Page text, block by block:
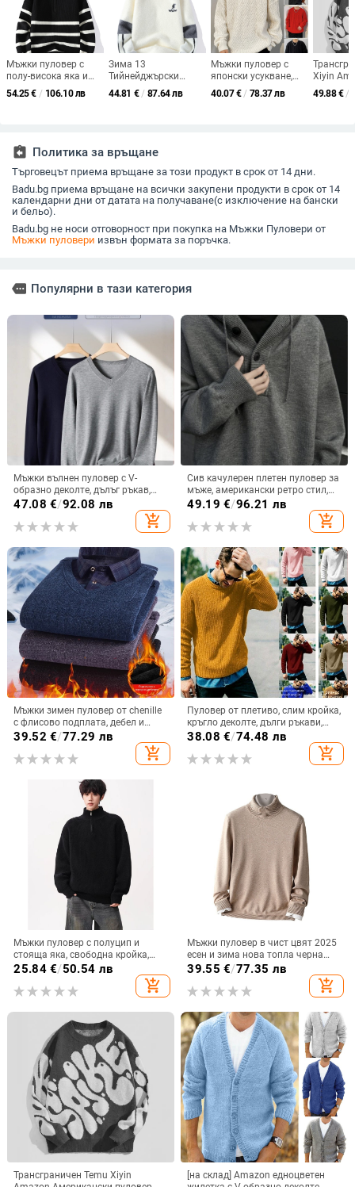
Мъжки пуловер с
полу-висока яка и
цип, райета,
свободен силует,
54.25€ / 106.10 лв
Зима 13
Тийнейджърски
удебелен пуловер 12-
годишни момчета
Пуловери за големи
момчета
44.81 € / 87.64 лв
Мъжки пуловер с
японски усукване,
пролетен и есенен
пуловер с свободно
40.07€ / 78.37 лв
Xiyin
пуловер
49.88€ /
assignment_return Политика за връщане
Търговецът приема връщане за този продукт в срок от 14 дни.
Badu.bg приема връщане на всички закупени продукти в срок от 14
календарни дни от датата на получаване(с изключение на бански
и бельо).
Badu.bg не носи отговорност при покупка на Мъжки Пуловери от
Мъжки пуловери извън формата за поръчка.
more Популярни в тази категория
Мъжки вълнен пуловер с V-
образно деколте, дълъг ръкав,
подплатен с флис, 30–35% вълна,
47.08 €/92.08 лв
add_shopping_cart
Сив качулерен плетен пуловер за
мъже, американски ретро стил,
свободна кройка, есенно-зимна
49.19 €/96.21 лв
add_shopping_cart
Мъжки зимен пуловер от chenille
с флисово подплата, дебел и
топъл, имитация на двупластов
дизайн, свободна кройка, дълги
ръкави, яка на риза
39.52 €/77.29 лв
add_shopping_cart
Пуловер от плетиво, слим кройка,
кръгло деколте, дълги ръкави,
акрилна 90% смес
38.08 €/74.48 лв
add_shopping_cart
Мъжки пуловер с полуцип и
стояща яка, свободна кройка,
едноцветен, топъл за есенно-
25.84€/50.54 лв
add_shopping_cart
Мъжки пуловер в чист цвят 2025
есен и зима нова топла черна
риза със средна яка, с дълъг
39.55 €/77.35 лв
add_shopping_cart
Трансграничен Temu Xiyin
[на склад] Amazon едноцветен